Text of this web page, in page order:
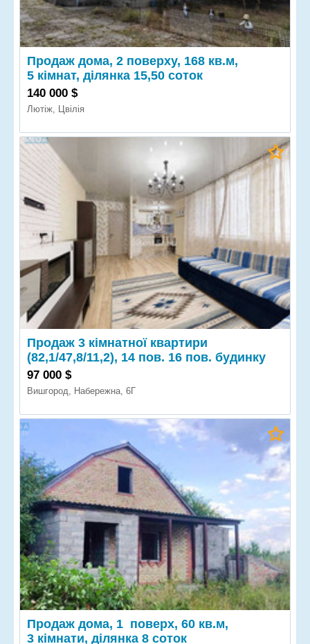
Продаж дома, 2 поверху, 168 кв.м,
5 кімнат, ділянка 15,50 соток
140 000 $
Лютіж, Цвілія
Продаж 3 кімнатної квартири
(82,1/47,8/11,2), 14 пов. 16 пов. будинку
97 000 $
Вишгород, Набережна, 6Г
Продаж дома, 1 поверх, 60 кв.м,
3 кімнати, ділянка 8 соток